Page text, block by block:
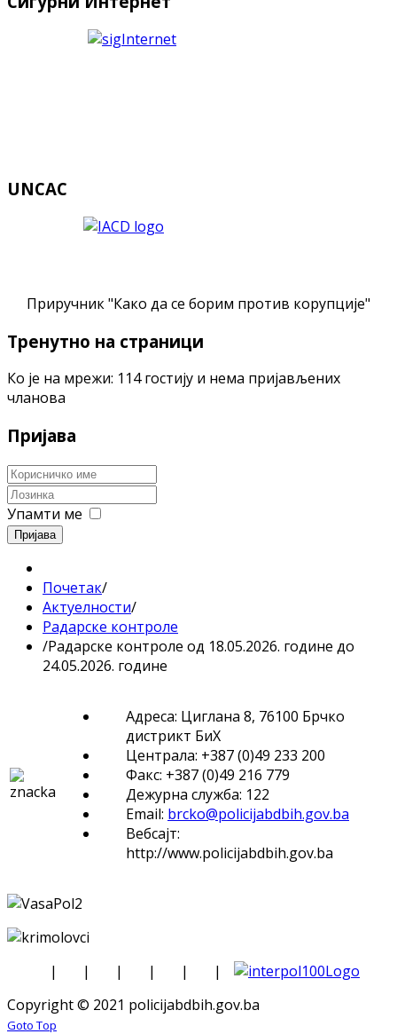
UNCAC
Приручник "Како да се борим против корупције"
Тренутно на страници
Ко је на мрежи: 114 гостију и нема пријављених
чланова
Пријава
Упамти ме
Пријава
Почетак/
Актуелности/
Радарске контроле
/Радарске контроле од 18.05.2026. године до
24.05.2026. године
Адреса: Циглана 8, 76100 Брчко
дистрикт БиХ
Централа: +387 (0)49 233 200
Факс: +387 (0)49 216 779
Дежурна служба: 122
Email: brcko@policijabdbih.gov.ba
Вебсајт:
http://www.policijabdbih.gov.ba
| | | | |
|
Copyright © 2021 policijabdbih.gov.ba
Goto Top